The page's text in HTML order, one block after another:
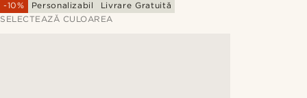
-10%
Personalizabil
Livrare Gratuită
SELECTEAZĂ CULOAREA